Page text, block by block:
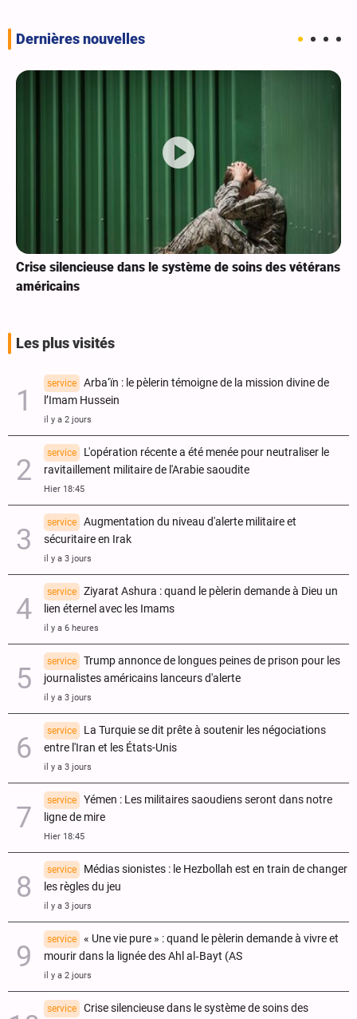
Dernières nouvelles
Crise silencieuse dans le système de soins des vétérans
américains
Les plus visités
service
Arba‘ïn : le pèlerin témoigne de la mission divine de
l’Imam Hussein
il y a 2 jours
service
L'opération récente a été menée pour neutraliser le
ravitaillement militaire de l'Arabie saoudite
Hier 18:45
service
Augmentation du niveau d'alerte militaire et
sécuritaire en Irak
il y a 3 jours
service
Ziyarat Ashura : quand le pèlerin demande à Dieu un
lien éternel avec les Imams
il y a 6 heures
service
Trump annonce de longues peines de prison pour les
journalistes américains lanceurs d'alerte
il y a 3 jours
service
La Turquie se dit prête à soutenir les négociations
entre l'Iran et les États-Unis
il y a 3 jours
service
Yémen : Les militaires saoudiens seront dans notre
ligne de mire
Hier 18:45
service
Médias sionistes : le Hezbollah est en train de changer
les règles du jeu
il y a 3 jours
service
« Une vie pure » : quand le pèlerin demande à vivre et
mourir dans la lignée des Ahl al‑Bayt (AS
il y a 2 jours
service
Crise silencieuse dans le système de soins des